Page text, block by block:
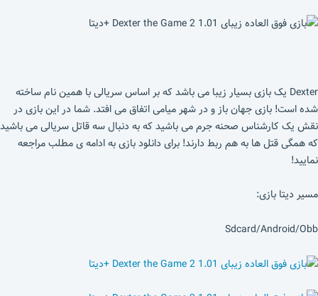
Dexter یک بازی بسیار زیبا می باشد که بر اساس سریالی با همین نام ساخته
شده است! بازی جهان باز و در شهر میامی اتفاق می افتد. شما در این بازی در
نقش یک کارشناس صحنه جرم می باشید که به دنبال سه قاتل سریالی می باشید
که همگی قتل ها به هم ربط دارند! برای دانلود بازی به ادامه ی مطلب مراجعه
نمایید!
مسیر دیتا بازی:
Sdcard/Android/Obb